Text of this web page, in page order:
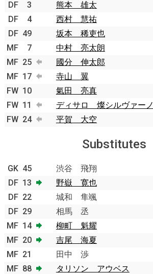
DF 3 熊本 雄太
DF 4 西村 慧祐
DF 49 坂本 稀吏也
MF 7 中村 亮太朗
MF 25 國分 伸太郎
MF 17 寺山 翼
FW 10 氣田 亮真
FW 11 ディサロ 燦シルヴァーノ
FW 24 平賀 大空
Substitutes
GK 45
渋谷 飛翔
DF 13 野嶽 寛也
DF 22
城和 隼颯
DF 29
相馬 丞
MF 14 柳町 魁耀
MF 20 吉尾 海夏
MF 21
田中 渉
MF 88 タリソン アウベス